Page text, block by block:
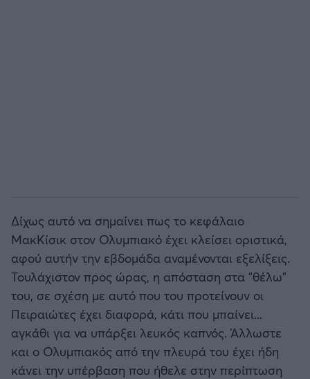
Δίχως αυτό να σημαίνει πως το κεφάλαιο
ΜακΚίσικ στον Ολυμπιακό έχει κλείσει οριστικά,
αφού αυτήν την εβδομάδα αναμένονται εξελίξεις.
Τουλάχιστον προς ώρας, η απόσταση στα "θέλω"
του, σε σχέση με αυτό που του προτείνουν οι
Πειραιώτες έχει διαφορά, κάτι που μπαίνει...
αγκάθι για να υπάρξει λευκός καπνός. Άλλωστε
και ο Ολυμπιακός από την πλευρά του έχει ήδη
κάνει την υπέρβαση που ήθελε στην περίπτωση